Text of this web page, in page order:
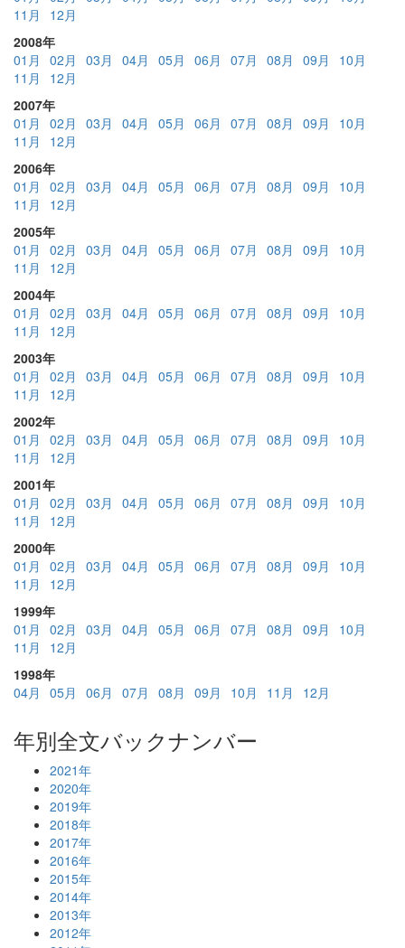
11月
12月
2008年
01月
02月 03月 04月 05月 06月 07月 08月 09月
10月
11月
12月
2007年
01月
02月 03月 04月 05月 06月 07月 08月 09月
10月
11月
12月
2006年
01月
02月 03月 04月 05月 06月 07月 08月 09月
10月
11月
12月
2005年
01月
02月 03月 04月 05月 06月 07月 08月 09月
10月
11月
12月
2004年
01月
02月 03月 04月 05月 06月 07月 08月 09月
10月
11月
12月
2003年
01月
02月 03月 04月 05月 06月 07月 08月 09月
10月
11月
12月
2002年
01月
02月 03月 04月 05月 06月 07月 08月 09月
10月
11月
12月
2001年
01月
02月 03月 04月 05月 06月 07月 08月 09月
10月
11月
12月
2000年
01月
02月 03月 04月 05月 06月 07月 08月 09月
10月
11月
12月
1999年
01月
02月 03月 04月 05月 06月 07月 08月 09月
10月
11月
12月
1998年
04月
05月 06月 07月 08月 09月 10月 11月 12月
年別全文バックナンバー
2021年
2020年
2019年
2018年
2017年
2016年
2015年
2014年
2013年
2012年